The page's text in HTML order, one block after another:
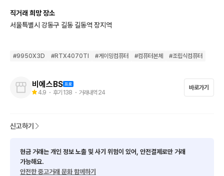
메인보드  ···  a620  ->  교체 가능  ✅신품
가능)
SSD  ···  M.2 GEN 4 512GB  ->  용량 변경 가능  ✅신품 (변경
가능)
케이스  ···  DS900 어항케이스  ✅신품 (변경 가능)
직거래 희망 장소
서울특별시 강동구 길동 길동역 장지역
#9950X3D #RTX4070TI #게이밍컴퓨터 #컴퓨터본체 #조립식컴퓨터
비에스BS
4.9 ・ 후기 138 ・ 거래내역 24
바로가기
신고하기
현금 거래는 개인 정보 노출 및 사기 위험이 있어, 안전결제로만 거래
가능해요.
안전한 중고거래 문화 함께하기